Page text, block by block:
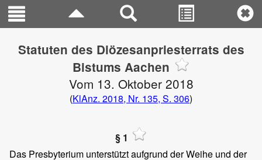
Statuten des Diözesanpriesterrats des
Bistums Aachen
Vom 13. Oktober 2018
(KlAnz. 2018, Nr. 135, S. 306)
§ 1
Das Presbyterium unterstützt aufgrund der Weihe und der